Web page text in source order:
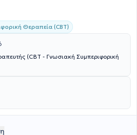
Θεραπεία (CBT)
(CBT - Γνωσιακή Συμπεριφορική